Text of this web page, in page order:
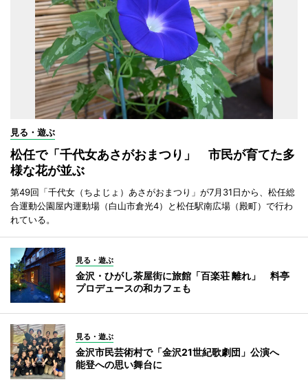
見る・遊ぶ
松任で「千代女あさがおまつり」 市民が育てた多
様な花が並ぶ
第49回「千代女（ちよじょ）あさがおまつり」が7月31日から、松任総
合運動公園屋内運動場（白山市倉光4）と松任駅南広場（殿町）で行わ
れている。
見る・遊ぶ
金沢・ひがし茶屋街に旅館「百楽荘 離れ」 料亭
プロデュースの和カフェも
見る・遊ぶ
金沢市民芸術村で「金沢21世紀歌劇団」公演へ
能登への思い舞台に